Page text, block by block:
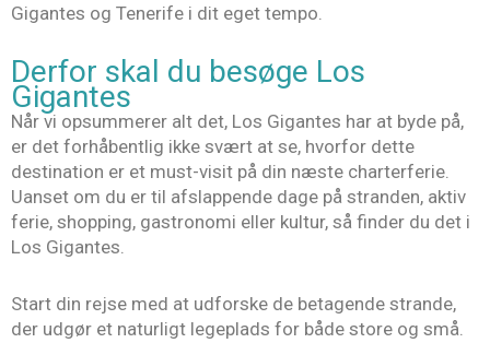
Gigantes og Tenerife i dit eget tempo.
Derfor skal du besøge Los
Gigantes
Når vi opsummerer alt det, Los Gigantes har at byde på,
er det forhåbentlig ikke svært at se, hvorfor dette
destination er et must-visit på din næste charterferie.
Uanset om du er til afslappende dage på stranden, aktiv
ferie, shopping, gastronomi eller kultur, så finder du det i
Los Gigantes.
Start din rejse med at udforske de betagende strande,
der udgør et naturligt legeplads for både store og små.